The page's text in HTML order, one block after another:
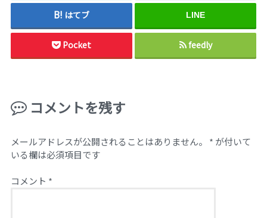
はてブ LINE
Pocket feedly
コメントを残す
メールアドレスが公開されることはありません。 * が付いて
いる欄は必須項目です
コメント *